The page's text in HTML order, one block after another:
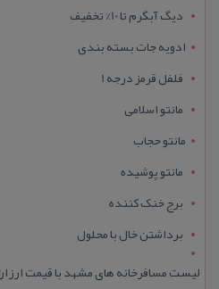
دیگ آبگرم تا 10% تخفیف
ادویه جات بسته بندی
فلفل قرمز درجه 1
مانتو اسلامی
مانتو حجاب
مانتو پوشیده
برج خنک کننده
برداشتن خال با محلول
لیست مسافرخانه های مشهد با قیمت ارزان +